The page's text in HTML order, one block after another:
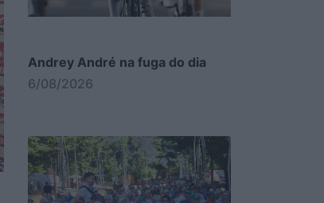
Andrey André na fuga do dia
6/08/2026